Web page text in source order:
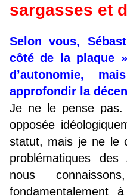
sargasses et
Selon vous,
côté de la plaque
d’autonomie,
approfondir la
Je ne le pense
opposée
statut, mais je ne le
problématiques
nous
fondamentalement